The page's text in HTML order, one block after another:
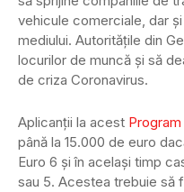
vehicule comerciale, dar
mediului. Autoritățile din
locurilor de muncă și să
de criza Coronavirus.
Aplicanții la acest Program
până la 15.000 de euro
Euro 6 și în același timp
sau 5. Acestea trebuie să